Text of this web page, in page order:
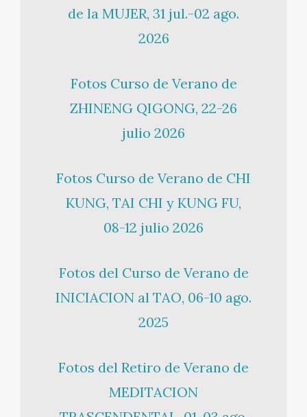
de la MUJER, 31 jul.-02 ago.
2026
Fotos Curso de Verano de
ZHINENG QIGONG, 22-26
julio 2026
Fotos Curso de Verano de CHI
KUNG, TAI CHI y KUNG FU,
08-12 julio 2026
Fotos del Curso de Verano de
INICIACION al TAO, 06-10 ago.
2025
Fotos del Retiro de Verano de
MEDITACION